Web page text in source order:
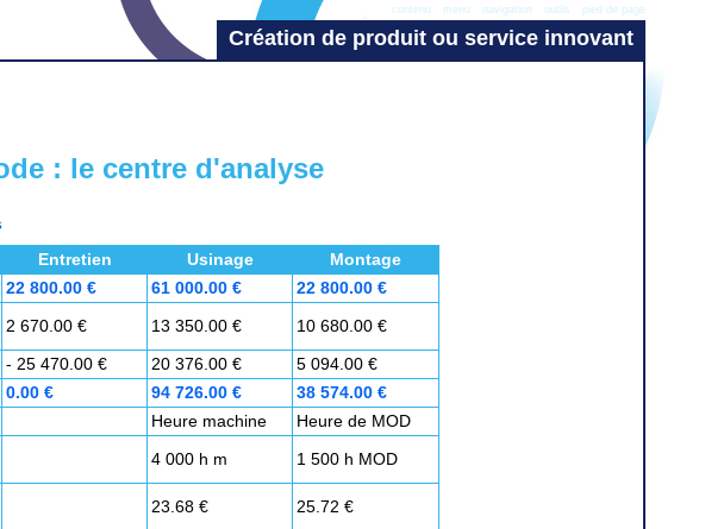
contenu menu navigation outils pied de page
Création de produit ou service innovant
: le centre d'analyse
Entretien Usinage
Montage
22 800.00 € 61 000.00 €
22 800.00 €
2 670.00 € 13 350.00 €
10 680.00 €
- 25 470.00 € 20 376.00 €
5 094.00 €
0.00 € 94 726.00 €
38 574.00 €
Heure machine
Heure de MOD
4 000 h m
1 500 h MOD
23.68 € 25.72 €